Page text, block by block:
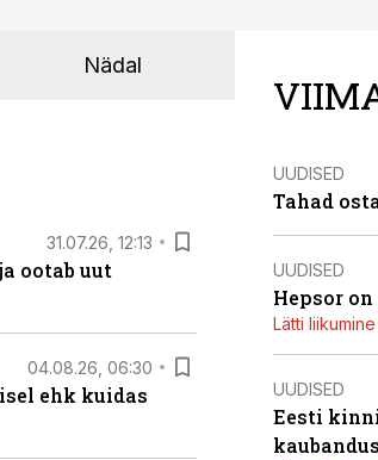
Nädal
31.07.26, 12:13
ootab uut
04.08.26, 06:30
ehk kuidas
UUDISED
Tahad
UUDISED
Hepsor
Lätti
UUDISED
Eesti